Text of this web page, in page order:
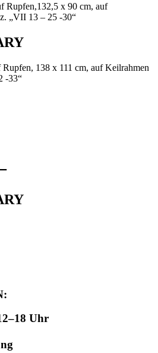
Rupfen,132,5 x 90 cm, auf
„VII 13 – 25 -30“
138 x 111 cm, auf Keilrahmen
-33“
Uhr